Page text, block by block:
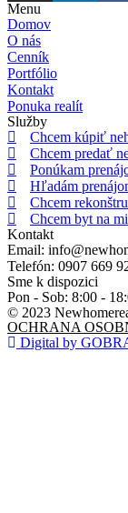
Menu
Domov
O nás
Cenník
Portfólio
Kontakt
Ponuka realít
Služby
Chcem kúpiť
Chcem predať
Ponúkam
Hľadám
Chcem
Chcem byt na
Kontakt
Email:
Telefón: 0907 669
Sme k dispozici
Pon - Sob: 8:00 -
© 2023
OCHRANA
Digital by